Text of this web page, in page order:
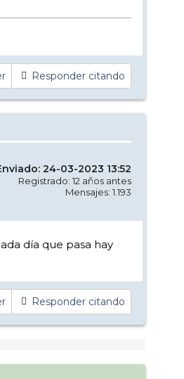
Responder citando
24-03-2023 13:52
Registrado: 12 años antes
Mensajes: 1.193
día que pasa hay
Responder citando